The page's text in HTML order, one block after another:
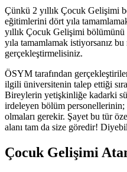
Çünkü 2 yıllık Çocuk Gelişimi
eğitimlerini dört yıla
yıllık Çocuk Gelişimi
yıla tamamlamak istiyorsanız
gerçekleştirmelisiniz.
ÖSYM tarafından
ilgili üniversitenin talep ettiği
Bireylerin yetişkinliğe kadarki
irdeleyen bölüm
olmaları gerekir. Şayet bu tür
alanı tam da size göredir!
Çocuk Gelişimi